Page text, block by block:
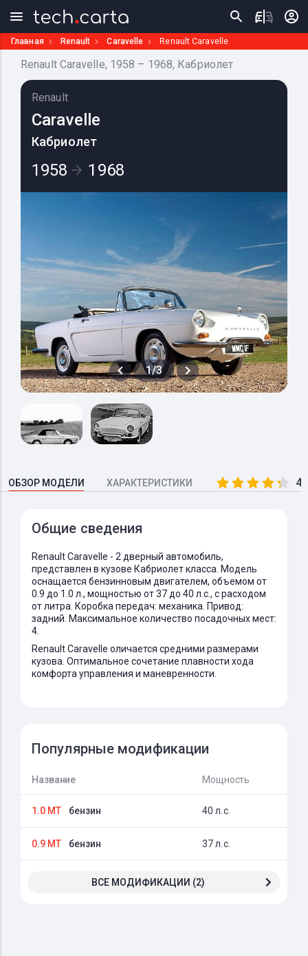
Главная Renault Caravelle Renault Caravelle
Renault Caravelle, 1958 – 1968, Кабриолет
Renault
Caravelle
Кабриолет
1958 1968
1/3
ОБЗОР МОДЕЛИ ХАРАКТЕРИСТИКИ
Общие сведения
Renault Caravelle - 2 дверный автомобиль,
представлен в кузове Кабриолет класса. Модель
оснащается бензинновым двигателем, объемом от
0.9 до 1.0 л., мощностью от 37 до 40 л.с., с расходом
от литра. Коробка передач: механика. Привод:
задний. Максимальное количество посадочных мест:
4.
Renault Caravelle оличается средними размерами
кузова. Оптимальное сочетание плавности хода
комфорта управления и маневренности.
Популярные модификации
Название Мощность
1.0 MT бензин 40 л.с.
0.9 MT бензин 37 л.с.
ВСЕ МОДИФИКАЦИИ (2)